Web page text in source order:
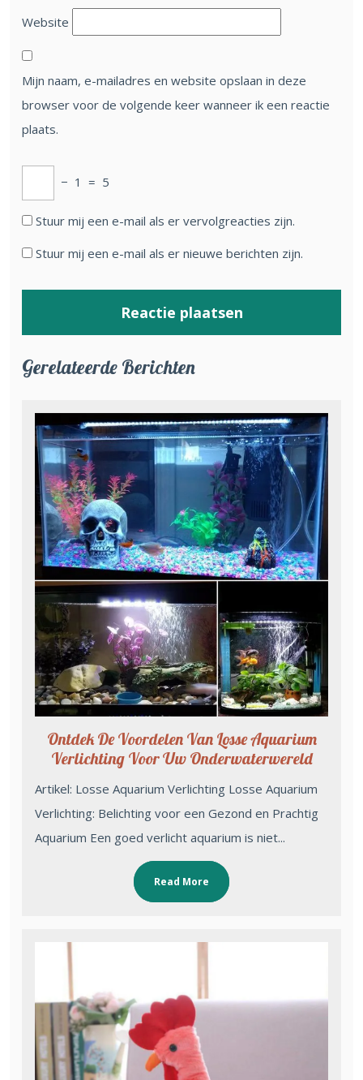
Website
Mijn naam, e-mailadres en website opslaan in deze
browser voor de volgende keer wanneer ik een reactie
plaats.
− 1 = 5
Stuur mij een e-mail als er vervolgreacties zijn.
Stuur mij een e-mail als er nieuwe berichten zijn.
Gerelateerde Berichten
Ontdek De Voordelen Van Losse Aquarium
Verlichting Voor Uw Onderwaterwereld
Artikel: Losse Aquarium Verlichting Losse Aquarium
Verlichting: Belichting voor een Gezond en Prachtig
Aquarium Een goed verlicht aquarium is niet...
Read More